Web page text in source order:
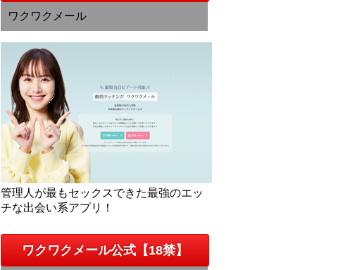
ワクワクメール
管理人が最もセックスできた最強のエッ
チな出会い系アプリ！
ワクワクメール公式【18禁】